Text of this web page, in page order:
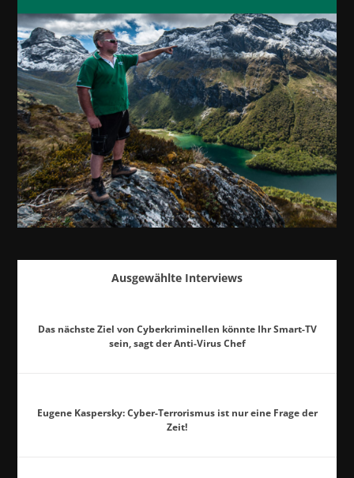
Ausgewählte Interviews
Das nächste Ziel von Cyberkriminellen könnte Ihr Smart-TV
sein, sagt der Anti-Virus Chef
Eugene Kaspersky: Cyber-Terrorismus ist nur eine Frage der
Zeit!